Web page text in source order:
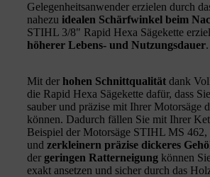
Gelegenheitsanwender erzielen durch
nahezu idealen Schärfwinkel beim
STIHL 3/8" Rapid Hexa Sägekette
höherer Lebens- und Nutzungsdauer.
Mit der hohen Schnittqualität dank
die Rapid Hexa Sägekette dafür, dass
sauber und präzise mit Ihrer Motorsäge
können. Dadurch fällen Sie mit Ihrer
Beispiel der Motorsäge STIHL MS
und zerkleinern präzise dickeres
der geringen Ratterneigung können
exakt ansetzen und sicher durch das